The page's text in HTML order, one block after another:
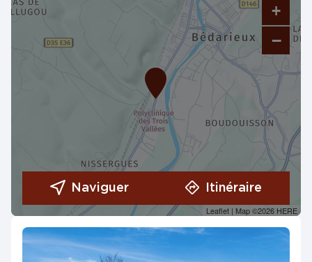
+
−
Leaflet | Map ©2026 HERE
Naviguer Itinéraire